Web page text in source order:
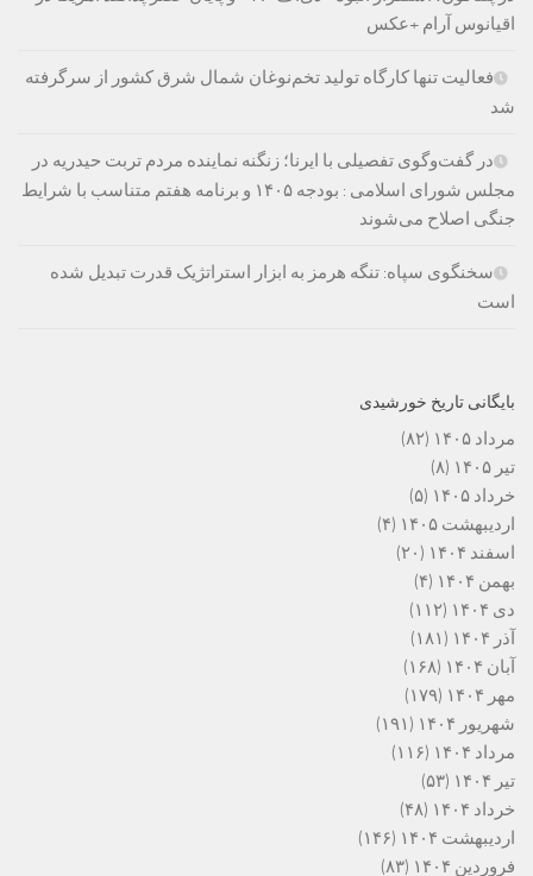
اقیانوس آرام +عکس
فعالیت تنها کارگاه تولید تخم‌نوغان شمال شرق کشور از سرگرفته
شد
در گفت‌وگوی تفصیلی با ایرنا؛ زنگنه نماینده مردم تربت حیدریه در
مجلس شورای اسلامی : بودجه ۱۴۰۵ و برنامه هفتم متناسب با شرایط
جنگی اصلاح می‌شوند
سخنگوی سپاه: تنگه هرمز به ابزار استراتژیک قدرت تبدیل شده
است
بایگانی تاریخ خورشیدی
مرداد ۱۴۰۵
(۸۲)
تیر ۱۴۰۵
(۸)
خرداد ۱۴۰۵
(۵)
اردیبهشت ۱۴۰۵
(۴)
اسفند ۱۴۰۴
(۲۰)
بهمن ۱۴۰۴
(۴)
دی ۱۴۰۴
(۱۱۲)
آذر ۱۴۰۴
(۱۸۱)
آبان ۱۴۰۴
(۱۶۸)
مهر ۱۴۰۴
(۱۷۹)
شهریور ۱۴۰۴
(۱۹۱)
مرداد ۱۴۰۴
(۱۱۶)
تیر ۱۴۰۴
(۵۳)
خرداد ۱۴۰۴
(۴۸)
اردیبهشت ۱۴۰۴
(۱۴۶)
فروردین ۱۴۰۴
(۸۳)